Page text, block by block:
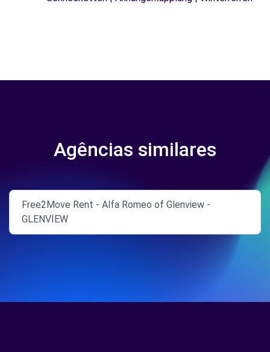
Agências similares
Free2Move Rent - Alfa Romeo of Glenview -
GLENVIEW